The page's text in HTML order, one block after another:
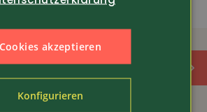
Cookies akzeptieren
Konfigurieren